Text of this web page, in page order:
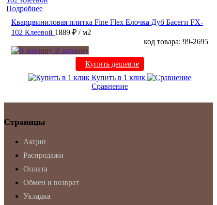
Подробнее
Кварцвиниловая плитка Fine Flex Елочка Дуб Басеги FX-
102 Клеевой 1889 ₽ / м2
код товара: 99-2695
В корзину
Купить дешевле
Купить в 1 клик
Сравнение
Страницы
Акции
Распродажи
Оплата
Обмен и возврат
Укладка